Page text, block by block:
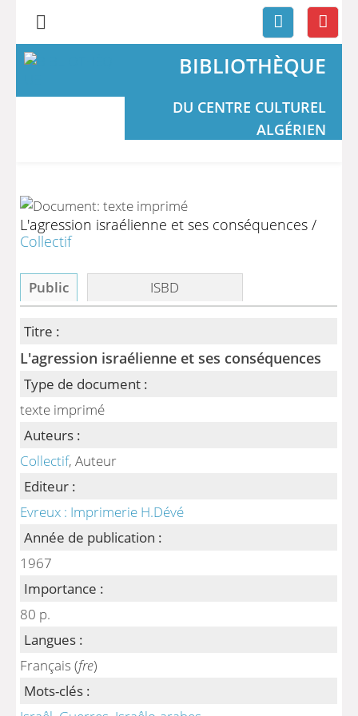
BIBLIOTHÈQUE
DU CENTRE CULTUREL
ALGÉRIEN
L'agression israélienne et ses conséquences /
Collectif
Public ISBD
Titre :
L'agression israélienne et ses conséquences
Type de document :
texte imprimé
Auteurs :
Collectif, Auteur
Editeur :
Evreux : Imprimerie H.Dévé
Année de publication :
1967
Importance :
80 p.
Langues :
Français (fre)
Mots-clés :